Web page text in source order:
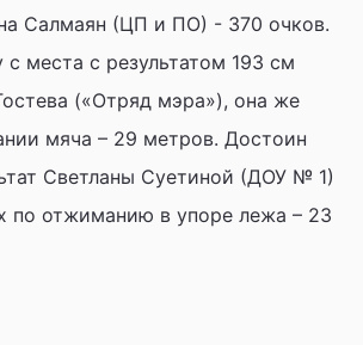
Салмаян (ЦП и ПО) - 370 очков.
места с результатом 193 см
(«Отряд мэра»), она же
мяча – 29 метров. Достоин
Светланы Суетиной (ДОУ № 1)
по отжиманию в упоре лежа – 23